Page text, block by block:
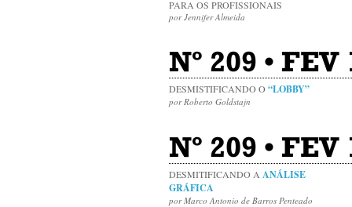
PARA OS PROFISSIONAIS
por Jennifer Almeida
Nº 209 •
DESMISTIFICANDO O“LOBBY”
por Roberto Goldstajn
Nº 209 •
DESMITIFICANDO A ANÁLISE
GRÁFICA
por Marco Antonio de Barros Penteado